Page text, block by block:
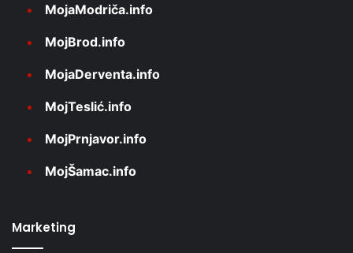
MojaModriča.info
MojBrod.info
MojaDerventa.info
MojTeslić.info
MojPrnjavor.info
MojŠamac.info
Marketing